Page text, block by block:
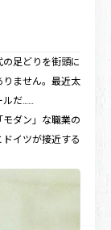
足どりを街頭に
ません。最近太
ルだ……
ダン」な職業の
イツが接近する